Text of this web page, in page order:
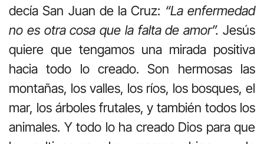
decía San Juan de la Cruz: “La enfermedad
no es otra cosa que la falta de amor”. Jesús
quiere que tengamos una mirada positiva
hacia todo lo creado. Son hermosas las
montañas, los valles, los ríos, los bosques, el
mar, los árboles frutales, y también todos los
animales. Y todo lo ha creado Dios para que